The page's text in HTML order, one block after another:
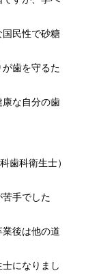
民性で砂糖
歯を守るた
康な自分の歯
歯科衛生士）
手でした
後は他の道
になりまし